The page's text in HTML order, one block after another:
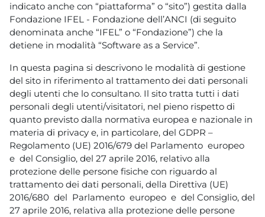
indicato anche con “piattaforma” o “sito”) gestita dalla
Fondazione IFEL - Fondazione dell’ANCI (di seguito
denominata anche “IFEL” o “Fondazione”) che la
detiene in modalità “Software as a Service”.
In questa pagina si descrivono le modalità di gestione
del sito in riferimento al trattamento dei dati personali
degli utenti che lo consultano. Il sito tratta tutti i dati
personali degli utenti/visitatori, nel pieno rispetto di
quanto previsto dalla normativa europea e nazionale in
materia di privacy e, in particolare, del GDPR –
Regolamento (UE) 2016/679 del Parlamento europeo
e del Consiglio, del 27 aprile 2016, relativo alla
protezione delle persone fisiche con riguardo al
trattamento dei dati personali, della Direttiva (UE)
2016/680 del Parlamento europeo e del Consiglio, del
27 aprile 2016, relativa alla protezione delle persone